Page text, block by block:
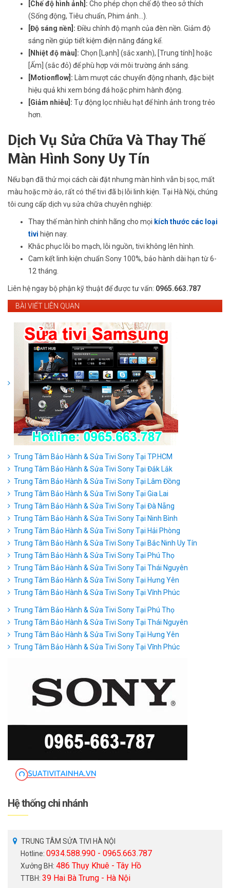
[Chế độ hình ảnh]: Cho phép chọn chế độ theo sở thích
(Sống động, Tiêu chuẩn, Phim ảnh...).
[Độ sáng nền]: Điều chỉnh độ mạnh của đèn nền. Giảm độ
sáng nền giúp tiết kiệm điện năng đáng kể.
[Nhiệt độ màu]: Chọn [Lạnh] (sắc xanh), [Trung tính] hoặc
[Ấm] (sắc đỏ) để phù hợp với môi trường ánh sáng.
[Motionflow]: Làm mượt các chuyển động nhanh, đặc biệt
hiệu quả khi xem bóng đá hoặc phim hành động.
[Giảm nhiễu]: Tự động lọc nhiễu hạt để hình ảnh trong trẻo
hơn.
Dịch Vụ Sửa Chữa Và Thay Thế
Màn Hình Sony Uy Tín
Nếu bạn đã thử mọi cách cài đặt nhưng màn hình vẫn bị sọc, mất
màu hoặc mờ ảo, rất có thể tivi đã bị lỗi linh kiện. Tại Hà Nội, chúng
tôi cung cấp dịch vụ sửa chữa chuyên nghiệp:
Thay thế màn hình chính hãng cho mọi kích thước các loại
tivi hiện nay.
Khắc phục lỗi bo mạch, lỗi nguồn, tivi không lên hình.
Cam kết linh kiện chuẩn Sony 100%, bảo hành dài hạn từ 6-
12 tháng.
Liên hệ ngay bộ phận kỹ thuật để được tư vấn: 0965.663.787
BÀI VIẾT LIÊN QUAN
Trung Tâm Bảo Hành & Sửa Tivi Sony Tại TP.HCM
Trung Tâm Bảo Hành & Sửa Tivi Sony Tại Đắk Lắk
Trung Tâm Bảo Hành & Sửa Tivi Sony Tại Lâm Đồng
Trung Tâm Bảo Hành & Sửa Tivi Sony Tại Gia Lai
Trung Tâm Bảo Hành & Sửa Tivi Sony Tại Đà Nẵng
Trung Tâm Bảo Hành & Sửa Tivi Sony Tại Ninh Bình
Trung Tâm Bảo Hành & Sửa Tivi Sony Tại Hải Phòng
Trung Tâm Bảo Hành & Sửa Tivi Sony Tại Bắc Ninh Uy Tín
Trung Tâm Bảo Hành & Sửa Tivi Sony Tại Phú Thọ
Trung Tâm Bảo Hành & Sửa Tivi Sony Tại Thái Nguyên
Trung Tâm Bảo Hành & Sửa Tivi Sony Tại Hưng Yên
Trung Tâm Bảo Hành & Sửa Tivi Sony Tại Vĩnh Phúc
Trung Tâm Bảo Hành & Sửa Tivi Sony Tại Phú Thọ
Trung Tâm Bảo Hành & Sửa Tivi Sony Tại Thái Nguyên
Trung Tâm Bảo Hành & Sửa Tivi Sony Tại Hưng Yên
Trung Tâm Bảo Hành & Sửa Tivi Sony Tại Vĩnh Phúc
Hệ thống chi nhánh
TRUNG TÂM SỬA TIVI HÀ NỘI
Hotline: 0934.588.990 - 0965.663.787
Xưởng BH: 486 Thụy Khuê - Tây Hồ
TTBH: 39 Hai Bà Trưng - Hà Nội